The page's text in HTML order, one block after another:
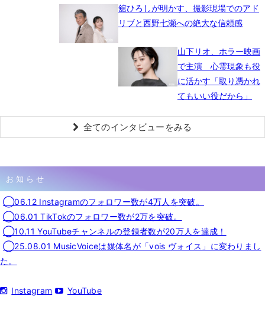
舘ひろしが明かす、撮影現場でのアド
リブと西野七瀬への絶大な信頼感
山下リオ、ホラー映画
で主演 心霊現象も役
に活かす「取り憑かれ
てもいい役だから」
全てのインタビューをみる
お知らせ
◯06.12 Instagramのフォロワー数が4万人を突破。
◯06.01 TikTokのフォロワー数が2万を突破。
◯10.11 YouTubeチャンネルの登録者数が20万人を達成！
◯25.08.01 MusicVoiceは媒体名が「vois ヴォイス」に変わりまし
た。
Instagram YouTube